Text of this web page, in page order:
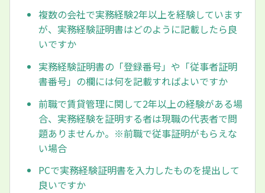
複数の会社で実務経験2年以上を経験しています
が、実務経験証明書はどのように記載したら良
いですか
実務経験証明書の「登録番号」や「従事者証明
書番号」の欄には何を記載すればよいですか
前職で賃貸管理に関して2年以上の経験がある場
合、実務経験を証明する者は現職の代表者で問
題ありませんか。※前職で従事証明がもらえな
い場合
PCで実務経験証明書を入力したものを提出して
良いですか